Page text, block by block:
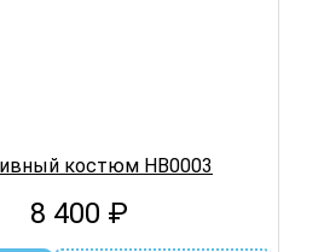
костюм HB0003
8 400 ₽